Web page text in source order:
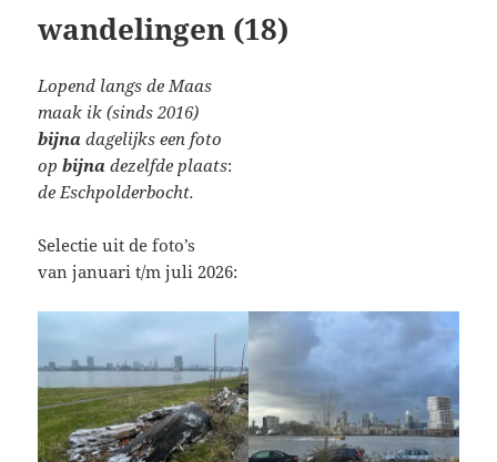
wandelingen (18)
Lopend langs de Maas
maak ik (sinds 2016)
bijna dagelijks een foto
opbijna dezelfde plaats:
de Eschpolderbocht.
Selectie uit de foto’s
van januari t/m juli 2026: